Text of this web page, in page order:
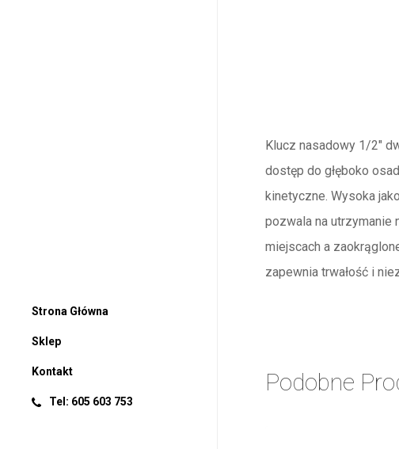
Strona Główna
Sklep
Kontakt
Tel: 605 603 753
Klucz nasadowy 1/2″
dostęp do głęboko
kinetyczne. Wysoka
pozwala na utrzymanie
miejscach a
zapewnia trwałość i
Podobne